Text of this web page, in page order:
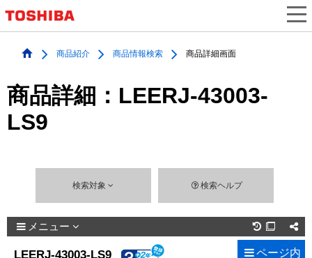
商品紹介 商品情報検索 商品詳細画面
商品詳細：LEERJ-43003-
LS9
検索対象 検索ヘルプ
メニュー 
LEERJ-43003-LS9 ページ内